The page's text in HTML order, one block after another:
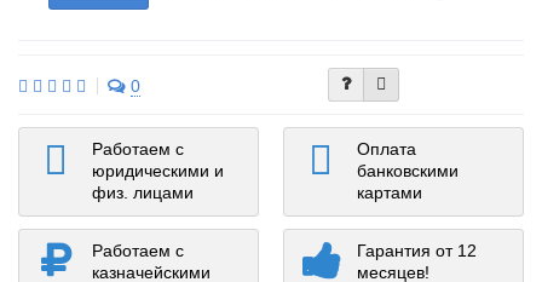
0
Работаем с
юридическими и
физ. лицами
Оплата
банковскими
картами
Работаем с
казначейскими
Гарантия от 12
месяцев!